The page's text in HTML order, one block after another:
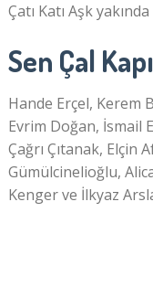
Çatı Katı Aşk yakında
Sen Çal
Hande Erçel, Kerem
Evrim Doğan, İsmail
Çağrı Çıtanak, Elçin
Gümülcinelioğlu,
Kenger ve İlkyaz